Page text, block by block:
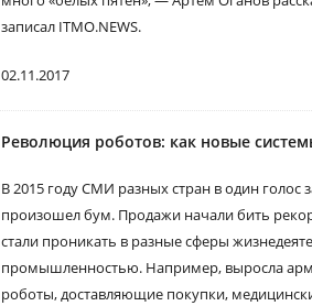
записал ITMO.NEWS.
02.11.2017
Революция роботов: как новые
В 2015 году СМИ разных стран в один
произошел бум. Продажи начали бить
стали проникать в разные сферы
промышленностью. Например, выросла
роботы, доставляющие покупки,